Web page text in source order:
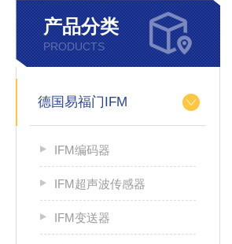
产品分类
PRODUCTS
德国易福门IFM
IFM编码器
IFM超声波传感器
IFM变送器